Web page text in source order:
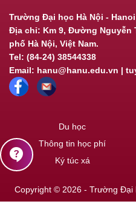
Trường Đại học Hà Nội -
Địa chỉ: Km 9, Đường Nguyễn
phố Hà Nội, Việt Nam.
Tel: (84-24) 38544338
Email: hanu@hanu.edu.vn |
Du học
Thông tin học phí
Ký túc xá
Copyright © 2026 - Trường Đại
contact_support